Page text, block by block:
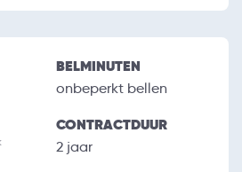
BELMINUTEN
onbeperkt bellen
CONTRACTDUUR
2 jaar